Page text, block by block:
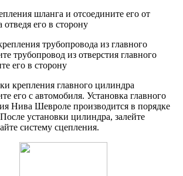
шланга и отсоедините его от
его в сторону
трубопровода из главного
трубопровод из отверстия главного
его в сторону
крепления главного цилиндра
его с автомобиля. Установка главного
Нива Шевроле производится в порядке
установки цилиндра, залейте
систему сцепления.